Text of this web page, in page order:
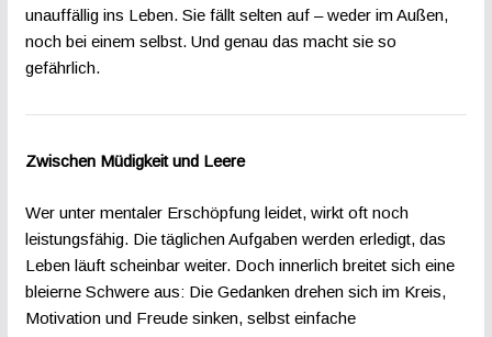
unauffällig ins Leben. Sie fällt selten auf – weder im Außen,
noch bei einem selbst. Und genau das macht sie so
gefährlich.
Zwischen Müdigkeit und Leere
Wer unter mentaler Erschöpfung leidet, wirkt oft noch
leistungsfähig. Die täglichen Aufgaben werden erledigt, das
Leben läuft scheinbar weiter. Doch innerlich breitet sich eine
bleierne Schwere aus: Die Gedanken drehen sich im Kreis,
Motivation und Freude sinken, selbst einfache